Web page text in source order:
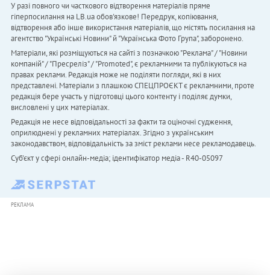
У разі повного чи часткового відтворення матеріалів пряме
гіперпосилання на LB.ua обов'язкове! Передрук, копіювання,
відтворення або інше використання матеріалів, що містять посилання на
агентство "Українськi Новини" й "Українська Фото Група", заборонено.
Матеріали, які розміщуються на сайті з позначкою "Реклама" / "Новини
компаній" / "Пресреліз" / "Promoted", є рекламними та публікуються на
правах реклами. Редакція може не поділяти погляди, які в них
представлені. Матеріали з плашкою СПЕЦПРОЄКТ є рекламними, проте
редакція бере участь у підготовці цього контенту і поділяє думки,
висловлені у цих матеріалах.
Редакція не несе відповідальності за факти та оціночні судження,
оприлюднені у рекламних матеріалах. Згідно з українським
законодавством, відповідальність за зміст реклами несе рекламодавець.
Cуб'єкт у сфері онлайн-медіа; ідентифікатор медіа - R40-05097
РЕКЛАМА